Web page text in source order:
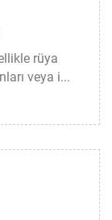
rüya
veya i...